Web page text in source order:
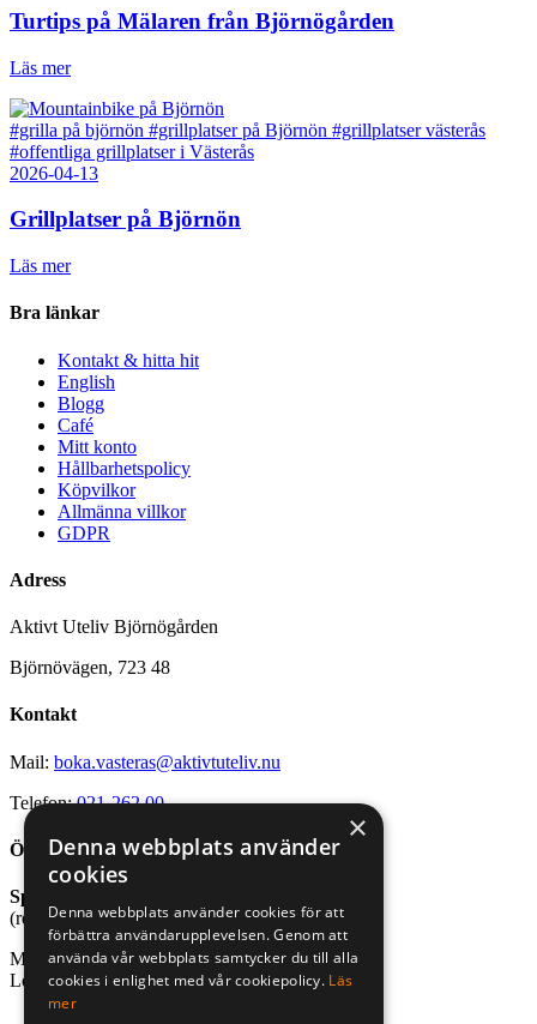
Turtips på Mälaren från Björnögården
Läs mer
#grilla på björnön #grillplatser på Björnön #grillplatser västerås
#offentliga grillplatser i Västerås
2026-04-13
Grillplatser på Björnön
Läs mer
Bra länkar
Kontakt & hitta hit
English
Blogg
Café
Mitt konto
Hållbarhetspolicy
Köpvilkor
Allmänna villkor
GDPR
Adress
Aktivt Uteliv Björnögården
Björnövägen, 723 48
Kontakt
Mail: boka.vasteras@aktivtuteliv.nu
Telefon:021-262 00
Öppettider
Sport- och friluftsbutik
(reception stugby och bastu)
Mån-fre, kl. 10.00-18.00
Lör-sön, kl. 10.00-16.00
×
Denna webbplats använder
cookies
Denna webbplats använder cookies för att
förbättra användarupplevelsen. Genom att
använda vår webbplats samtycker du till alla
cookies i enlighet med vår cookiepolicy. Läs
mer